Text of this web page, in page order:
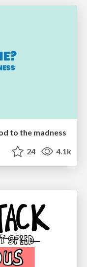
to the madness
24 4.1k